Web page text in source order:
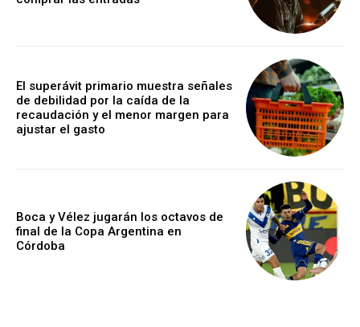
El superávit primario muestra señales
de debilidad por la caída de la
recaudación y el menor margen para
ajustar el gasto
Boca y Vélez jugarán los octavos de
final de la Copa Argentina en
Córdoba